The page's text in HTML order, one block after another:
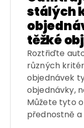
stálých
těžké
Roztřiďte
různých
objednávek
objednávky,
Můžete tyto
přednostně